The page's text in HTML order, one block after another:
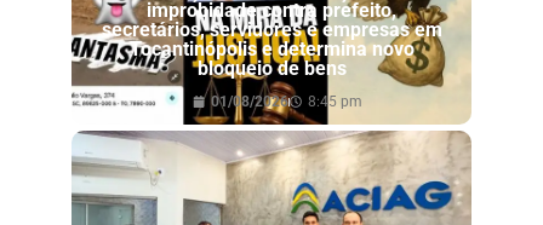
improbidade contra prefeito,
secretários, servidores e empresas em
Tocantinópolis e determina novo
bloqueio de bens
01/08/2026 8:45 pm